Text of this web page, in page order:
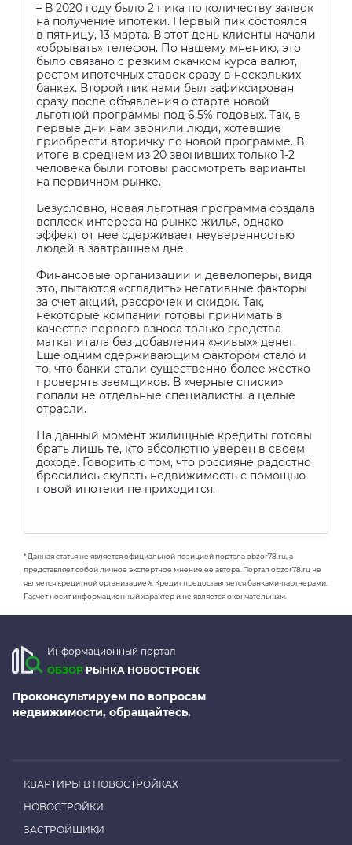
– В 2020 году было 2 пика по количеству заявок
на получение ипотеки. Первый пик состоялся
в пятницу, 13 марта. В этот день клиенты начали
«обрывать» телефон. По нашему мнению, это
было связано с резким скачком курса валют,
ростом ипотечных ставок сразу в нескольких
банках. Второй пик нами был зафиксирован
сразу после объявления о старте новой
льготной программы под 6,5% годовых. Так, в
первые дни нам звонили люди, хотевшие
приобрести вторичку по новой программе. В
итоге в среднем из 20 звонивших только 1-2
человека были готовы рассмотреть варианты
на первичном рынке.
Безусловно, новая льготная программа создала
всплеск интереса на рынке жилья, однако
эффект от нее сдерживает неуверенностью
людей в завтрашнем дне.
Финансовые организации и девелоперы, видя
это, пытаются «сгладить» негативные факторы
за счет акций, рассрочек и скидок. Так,
некоторые компании готовы принимать в
качестве первого взноса только средства
маткапитала без добавления «живых» денег.
Еще одним сдерживающим фактором стало и
то, что банки стали существенно более жестко
проверять заемщиков. В «черные списки»
попали не отдельные специалисты, а целые
отрасли.
На данный момент жилищные кредиты готовы
брать лишь те, кто абсолютно уверен в своем
доходе. Говорить о том, что россияне радостно
бросились скупать недвижимость с помощью
новой ипотеки не приходится.
* Данная статья не является официальной позицией портала obzor78.ru, а
представляет собой личное экспертное мнение ее автора. Портал obzor78.ru не
является кредитной организацией. Кредит предоставляется банками-партнерами.
Расчет носит информационный характер и не является окончательным.
Информационный портал
ОБЗОР РЫНКА НОВОСТРОЕК
Проконсультируем по вопросам
недвижимости, обращайтесь.
КВАРТИРЫ В НОВОСТРОЙКАХ
НОВОСТРОЙКИ
ЗАСТРОЙЩИКИ